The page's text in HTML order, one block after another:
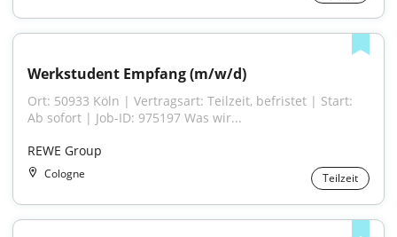
Werkstudent Empfang (m/w/d)
Ort: 50933 Köln | Vertragsart: Teilzeit, befristet | Start:
Ab sofort | Job-ID: 975197 Was wir...
REWE Group
Cologne Teilzeit